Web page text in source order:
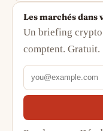
Les marchés
Un briefing crypto
comptent. Gratuit.